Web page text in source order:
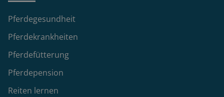
Pferdegesundheit
Pferdekrankheiten
Pferdefütterung
Pferdepension
Reiten lernen